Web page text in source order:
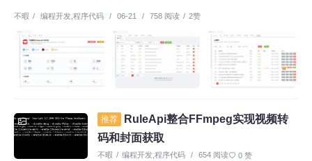
不暇 / 编程开发 程序代码 / 06-21 / 758 阅读 / 2赞
推荐
RuleApi整合FFmpeg实现视频转
码和封面获取
不暇 / 编程开发 程序代码 / 654 阅读 0 赞